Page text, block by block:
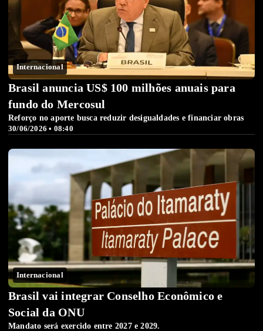
Internacional
30/06/2026 • 08:40
Brasil anuncia US$ 100 milhões anuais para
fundo do Mercosul
Reforço no aporte busca reduzir desigualdades e financiar obras
Internacional
Brasil vai integrar Conselho Econômico e
Social da ONU
Mandato será exercido entre 2027 e 2029.